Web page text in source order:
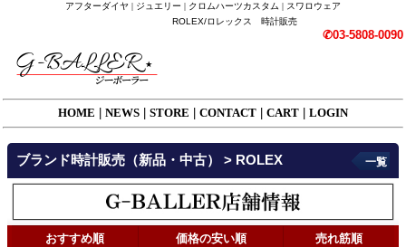
アフターダイヤ | ジュエリー | クロムハーツカスタム | スワロウェア
ROLEX/ロレックス 時計販売
✆03-5808-0090
HOME NEWS STORE CONTACT CART LOGIN
ブランド時計販売（新品・中古） > ROLEX 一覧
おすすめ順 価格の安い順 売れ筋順